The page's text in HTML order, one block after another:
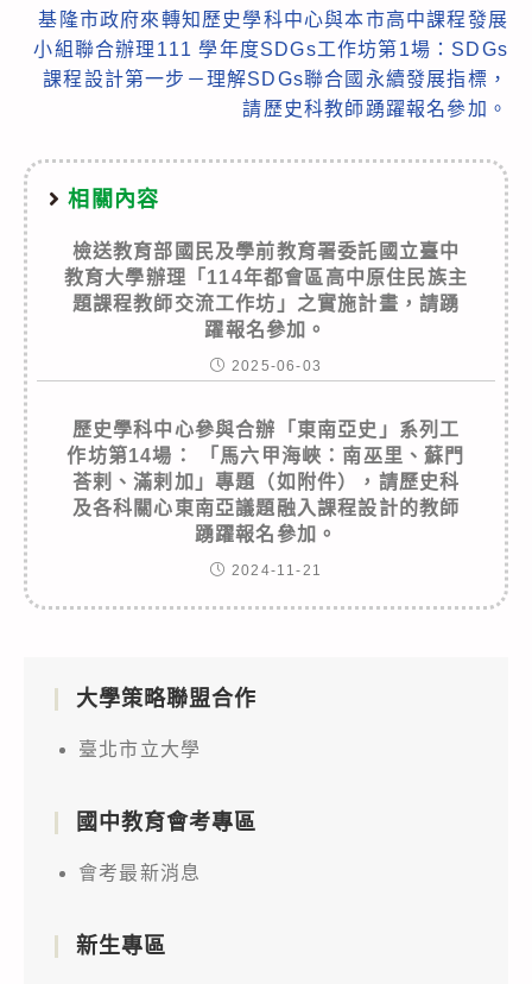
基隆市政府來轉知歷史學科中心與本市高中課程發展
小組聯合辦理111 學年度SDGs工作坊第1場：SDGs
課程設計第一步－理解SDGs聯合國永續發展指標，
請歷史科教師踴躍報名參加。
相關內容
檢送教育部國民及學前教育署委託國立臺中
教育大學辦理「114年都會區高中原住民族主
題課程教師交流工作坊」之實施計畫，請踴
躍報名參加。
2025-06-03
歷史學科中心參與合辦「東南亞史」系列工
作坊第14場： 「馬六甲海峽：南巫里、蘇門
荅剌、滿剌加」專題（如附件），請歷史科
及各科關心東南亞議題融入課程設計的教師
踴躍報名參加。
2024-11-21
大學策略聯盟合作
臺北市立大學
國中教育會考專區
會考最新消息
新生專區